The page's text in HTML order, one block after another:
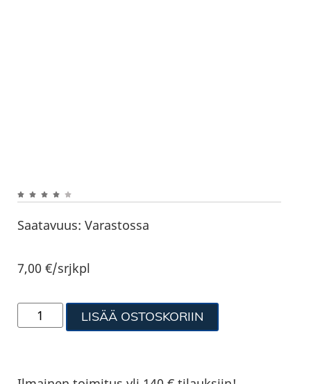
Saatavuus: Varastossa
7,00€/srjkpl
LISÄÄ OSTOSKORIIN